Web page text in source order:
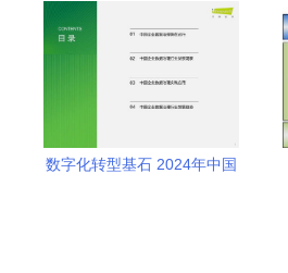
数字化转型基石 2024年中国